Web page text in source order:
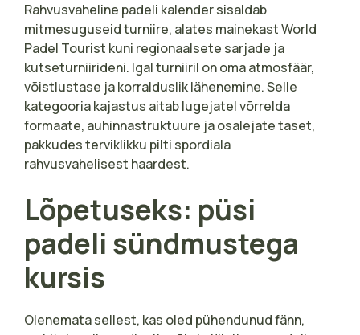
Rahvusvaheline padeli kalender sisaldab
mitmesuguseid turniire, alates mainekast World
Padel Tourist kuni regionaalsete sarjade ja
kutseturniirideni. Igal turniiril on oma atmosfäär,
võistlustase ja korralduslik lähenemine. Selle
kategooria kajastus aitab lugejatel võrrelda
formaate, auhinnastruktuure ja osalejate taset,
pakkudes terviklikku pilti spordiala
rahvusvahelisest haardest.
Lõpetuseks: püsi
padeli sündmustega
kursis
Olenemata sellest, kas oled pühendunud fänn,